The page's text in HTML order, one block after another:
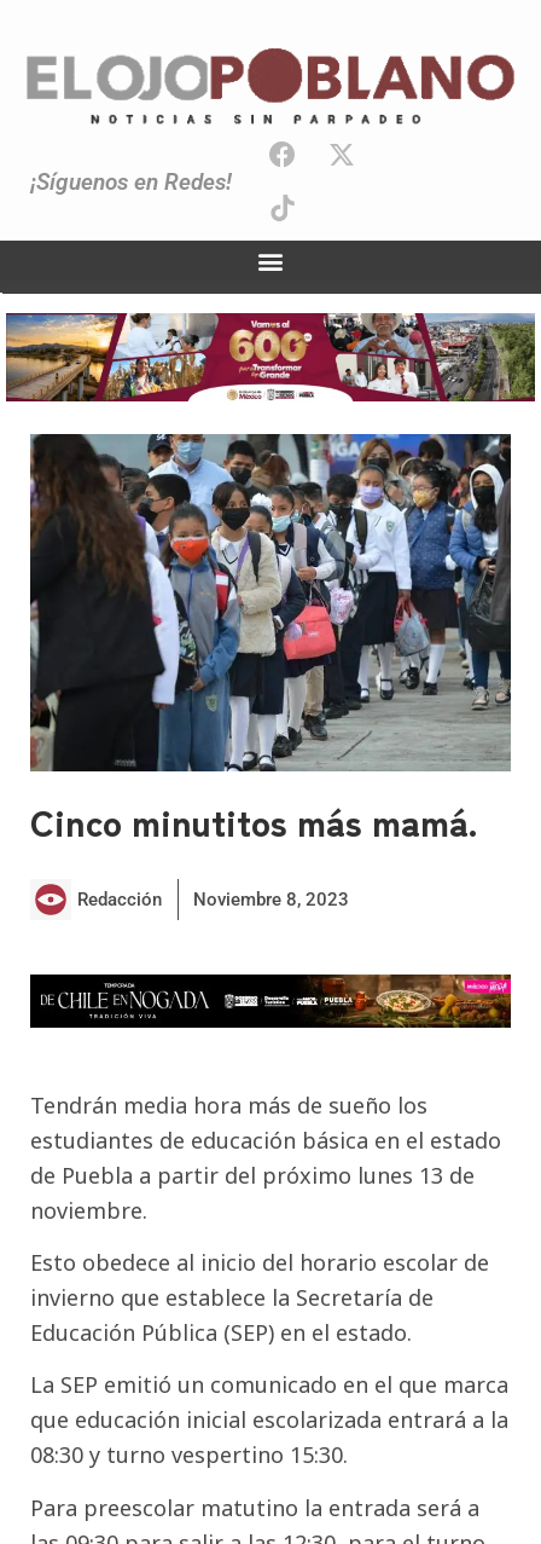
¡Síguenos en Redes!
Cinco minutitos más mamá.
Redacción Noviembre 8, 2023
Tendrán media hora más de sueño los
estudiantes de educación básica en el estado
de Puebla a partir del próximo lunes 13 de
noviembre.
Esto obedece al inicio del horario escolar de
invierno que establece la Secretaría de
Educación Pública (SEP) en el estado.
La SEP emitió un comunicado en el que marca
que educación inicial escolarizada entrará a la
08:30 y turno vespertino 15:30.
Para preescolar matutino la entrada será a